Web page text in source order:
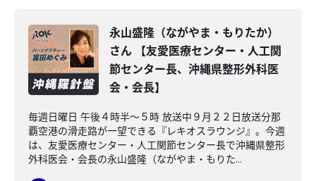
永山盛隆（ながやま・もりたか）
さん 【友愛医療センター・人工関
節センター長、沖縄県整形外科医
会・会長】
毎週日曜日 午後４時半～５時 放送中９月２２日放送分那
覇空港の滑走路が一望できる『レキオスラウンジ』。今週
は、友愛医療センター・人工関節センター長で沖縄県整形
外科医会・会長の永山盛隆（ながやま・もりた...